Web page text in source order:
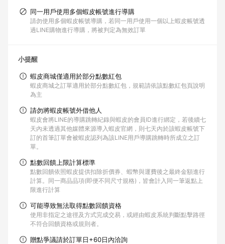
同一用戶使用多個蝦皮帳號進行導購
請勿使用多個蝦皮帳號導購，若同一用戶使用一個以上蝦皮帳號透
過LINE購物進行導購，將被判定為無效訂單
小提醒
蝦皮商城僅適用於部分點數紅包
蝦皮商城之訂單適用於部分點數紅包，規範請依該點數紅包頁說明
為主
請勿將蝦皮帳號外借他人
蝦皮會將LINE的導購跳轉紀錄與蝦皮的會員ID進行綁定，若後續七
天內未透過其他媒體來源導入蝦皮官網，則七天內於該蝦皮帳號下
訂的首筆訂單會被蝦皮認列為該LINE用戶導購跳轉時所成立之訂
單。
點數回饋上限計算標準
點數回饋依照蝦皮提供扣除折價券、蝦幣與運費後之最終金額進行
計算。同一商品品項(即便不同尺寸規格)，皆會計入同一筆返點上
限進行計算
可能導致無法取得點數回饋資格
使用非指定之途徑及方式完成交易，或經由蝦皮系統判斷點擊路徑
不符合回饋資格或規則者。
贈點爭議請於訂單日+60日內洽詢